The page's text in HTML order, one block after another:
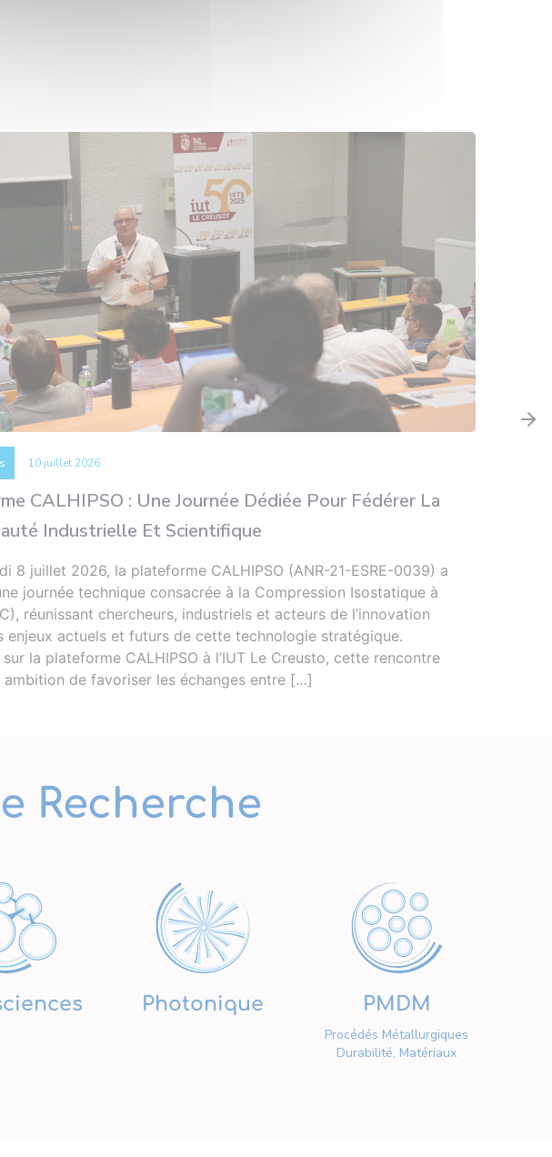
10 juillet 2026
CALHIPSO : Une Journée Dédiée Pour Fédérer La
Industrielle Et Scientifique
8 juillet 2026, la plateforme CALHIPSO (ANR-21-ESRE-0039) a
journée technique consacrée à la Compression Isostatique à
réunissant chercheurs, industriels et acteurs de l’innovation
enjeux actuels et futurs de cette technologie stratégique.
sur la plateforme CALHIPSO à l’IUT Le Creusto, cette rencontre
ambition de favoriser les échanges entre […]
Recherche
Photonique PMDM
Procédés Métallurgiques
Durabilité, Matériaux